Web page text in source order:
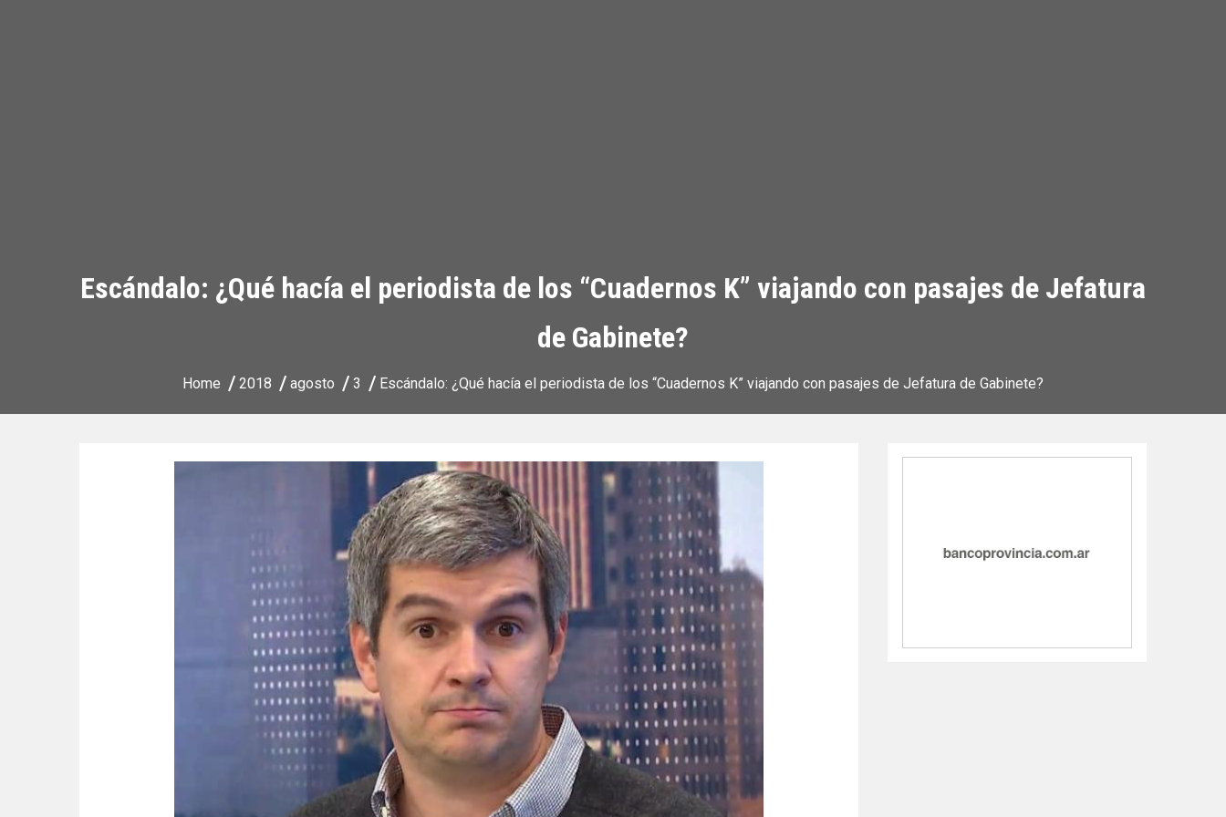
Escándalo: ¿Qué hacía el periodista de los “Cuadernos K” viajando con pasajes de Jefatura
de Gabinete?
Home 2018 agosto 3 Escándalo: ¿Qué hacía el periodista de los “Cuadernos K” viajando con pasajes de Jefatura de Gabinete?